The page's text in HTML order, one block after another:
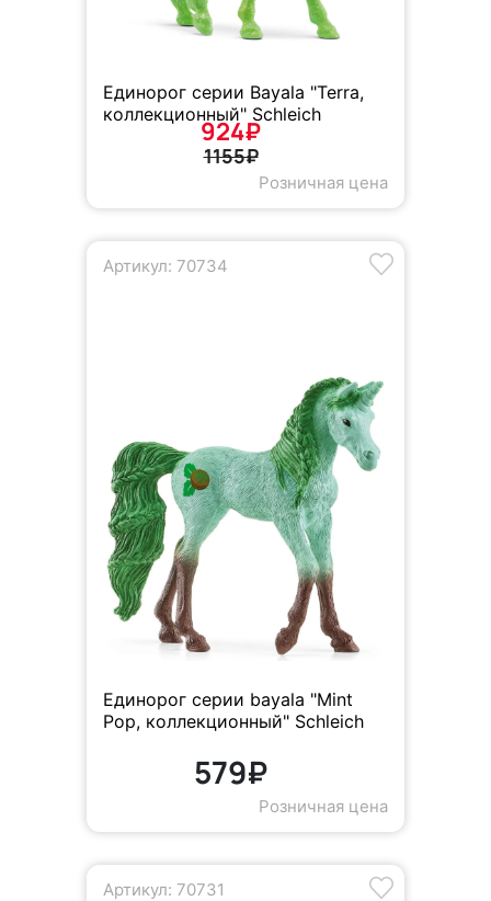
Единорог серии Bayala "Terra,
коллекционный" Schleich
924₽
1155₽
Розничная цена
Артикул: 70734
Единорог серии bayala "Mint
Pop, коллекционный" Schleich
579₽
Розничная цена
Артикул: 70731